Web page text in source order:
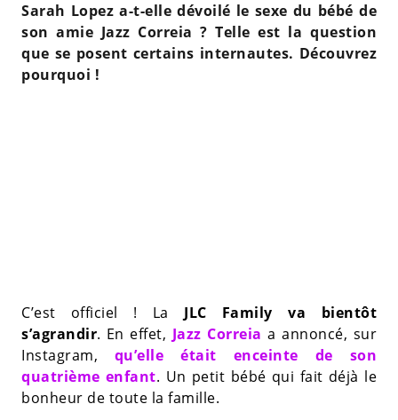
Sarah Lopez a-t-elle dévoilé le sexe du bébé de
son amie Jazz Correia ? Telle est la question
que se posent certains internautes. Découvrez
pourquoi !
C’est officiel ! La JLC Family va bientôt
s’agrandir. En effet, Jazz Correia a annoncé, sur
Instagram, qu’elle était enceinte de son
quatrième enfant. Un petit bébé qui fait déjà le
bonheur de toute la famille.